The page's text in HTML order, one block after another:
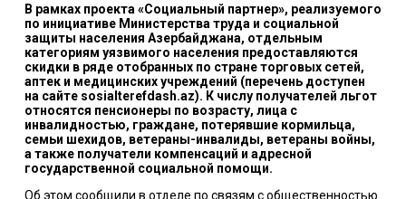
В рамках проекта «Социальный партнер», реализуемого
по инициативе Министерства труда и социальной
защиты населения Азербайджана, отдельным
категориям уязвимого населения предоставляются
скидки в ряде отобранных по стране торговых сетей,
аптек и медицинских учреждений (перечень доступен
на сайте sosialterefdash.az). К числу получателей льгот
относятся пенсионеры по возрасту, лица с
инвалидностью, граждане, потерявшие кормильца,
семьи шехидов, ветераны-инвалиды, ветераны войны,
а также получатели компенсаций и адресной
государственной социальной помощи.
Об этом сообщили в отделе по связям с общественностью